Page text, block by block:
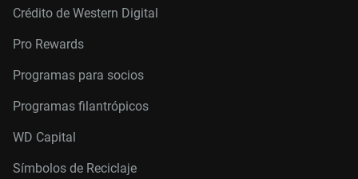
Crédito de Western Digital
Pro Rewards
Programas para socios
Programas filantrópicos
WD Capital
Símbolos de Reciclaje